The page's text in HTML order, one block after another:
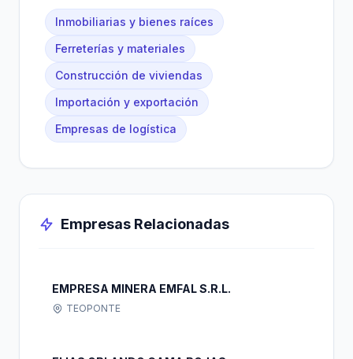
Inmobiliarias y bienes raíces
Ferreterías y materiales
Construcción de viviendas
Importación y exportación
Empresas de logística
Empresas Relacionadas
EMPRESA MINERA EMFAL S.R.L.
TEOPONTE